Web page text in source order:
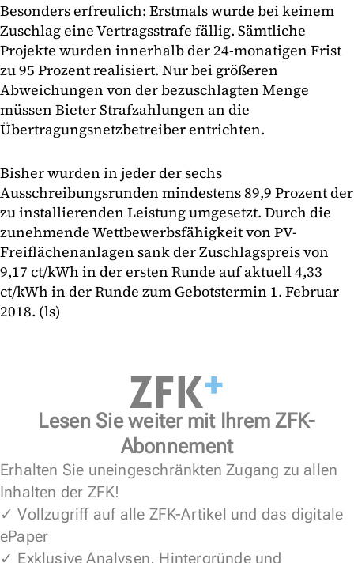
Besonders erfreulich: Erstmals wurde bei keinem
Zuschlag eine Vertragsstrafe fällig. Sämtliche
Projekte wurden innerhalb der 24-monatigen Frist
zu 95 Prozent realisiert. Nur bei größeren
Abweichungen von der bezuschlagten Menge
müssen Bieter Strafzahlungen an die
Übertragungsnetzbetreiber entrichten.
Bisher wurden in jeder der sechs
Ausschreibungsrunden mindestens 89,9 Prozent der
zu installierenden Leistung umgesetzt. Durch die
zunehmende Wettbewerbsfähigkeit von PV-
Freiflächenanlagen sank der Zuschlagspreis von
9,17 ct/kWh in der ersten Runde auf aktuell 4,33
ct/kWh in der Runde zum Gebotstermin 1. Februar
2018. (ls)
Lesen Sie weiter mit Ihrem ZFK-
Abonnement
Erhalten Sie uneingeschränkten Zugang zu allen
Inhalten der ZFK!
✓ Vollzugriff auf alle ZFK-Artikel und das digitale
ePaper
✓ Exklusive Analysen, Hintergründe und